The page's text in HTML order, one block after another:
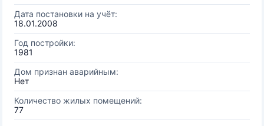
Дата постановки на учёт:
18.01.2008
Год постройки:
1981
Дом признан аварийным:
Нет
Количество жилых помещений:
77